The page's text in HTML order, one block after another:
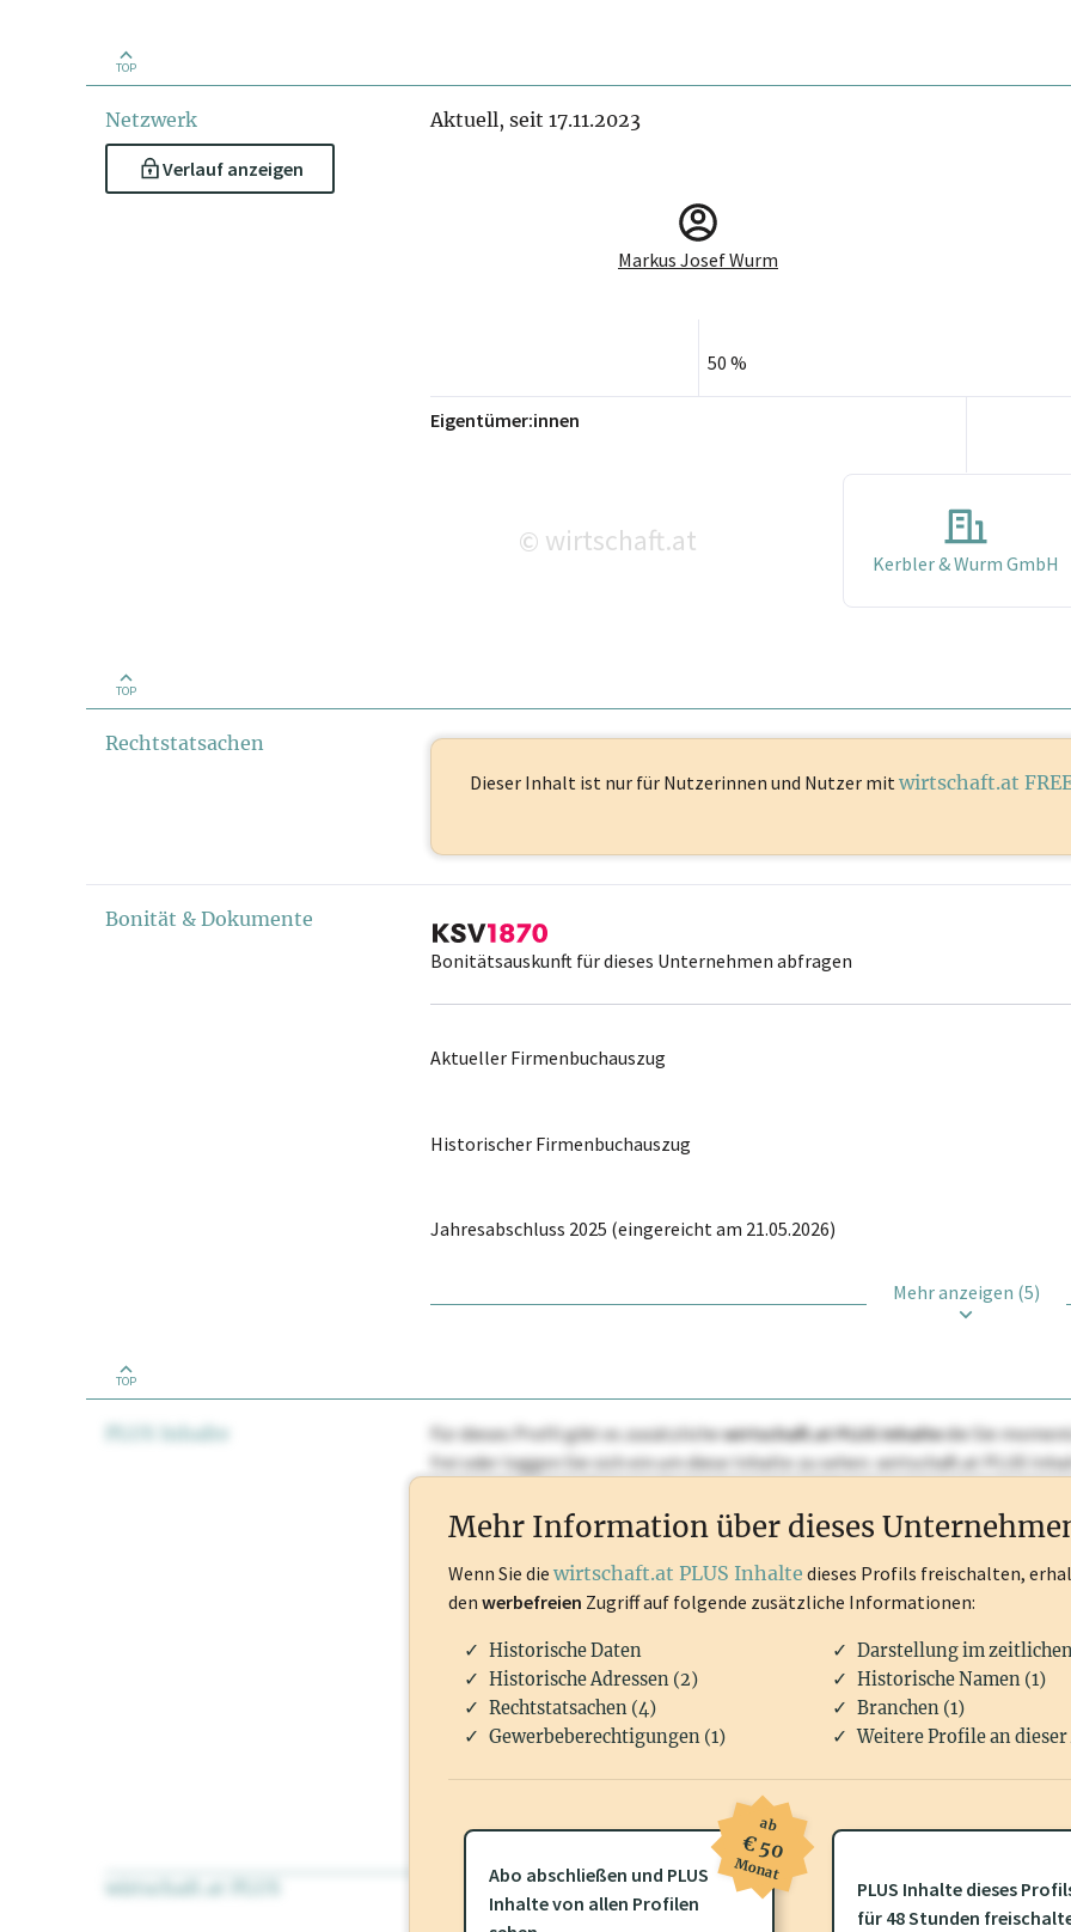
TOP
Netzwerk
Verlauf anzeigen
Aktuell, seit 17.11.2023
Markus Josef Wurm
50 %
Eigentümer:innen
© wirtschaft.at
Kerbler & Wurm GmbH
TOP
Rechtstatsachen
Dieser Inhalt ist nur für Nutzerinnen und Nutzer mit wirtschaft.at
Bonität & Dokumente
Bonitätsauskunft für dieses Unternehmen abfragen
Aktueller Firmenbuchauszug
Historischer Firmenbuchauszug
Jahresabschluss 2025 (eingereicht am 21.05.2026)
Mehr anzeigen (5)
TOP
PLUS Inhalte Für dieses Profil gibt es zusätzlichewirtschaft.at PLUS Inhaltedie Sie
frei oder loggen Sie sich ein um diese Inhalte zu sehen. wirtschaft.at PLUS
wirtschaft.at PLUS Für dieses Profil gibt es zusätzliche wirtschaft.at PLUS Inhaltedie Sie
frei oder loggen Sie sich ein um diese Inhalte zu sehen.
Mehr Information über dieses
Wenn Sie die wirtschaft.at PLUS Inhalte dieses Profils freischalten,
den werbefreien Zugriff auf folgende zusätzliche Informationen:
Historische Daten
Darstellung im
Historische Adressen (2)
Historische Namen (1)
Rechtstatsachen (4)
Branchen (1)
Gewerbeberechtigungen (1)
Weitere Profile an dieser
Abo abschließen und PLUS
Inhalte von allen Profilen
ab
€ 50
Monat
PLUS Inhalte dieses
für 48 Stunden